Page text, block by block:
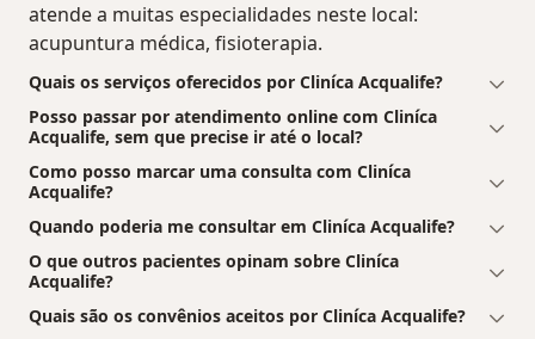
atende a muitas especialidades neste local:
acupuntura médica, fisioterapia.
Quais os serviços oferecidos por Cliníca Acqualife?
Posso passar por atendimento online com Cliníca
Acqualife, sem que precise ir até o local?
Como posso marcar uma consulta com Cliníca
Acqualife?
Quando poderia me consultar em Cliníca Acqualife?
O que outros pacientes opinam sobre Cliníca
Acqualife?
Quais são os convênios aceitos por Cliníca Acqualife?